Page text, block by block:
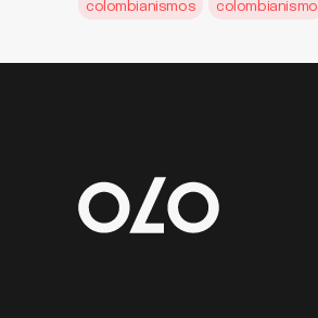
colombianismos
colombianismo